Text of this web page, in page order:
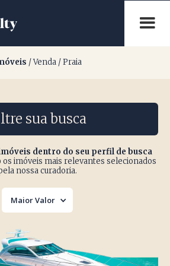
venda na
/ Venda / Praia
sua busca
dentro do seu perfil de busca
imóveis mais relevantes selecionados
nossa curadoria.
Maior Valor